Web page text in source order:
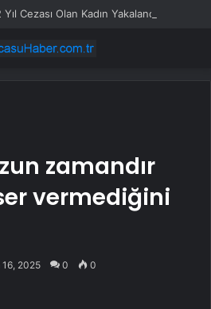
Cezası Olan Kadın Yakalandı
zamandır
vermediğini
16, 2025 0 0